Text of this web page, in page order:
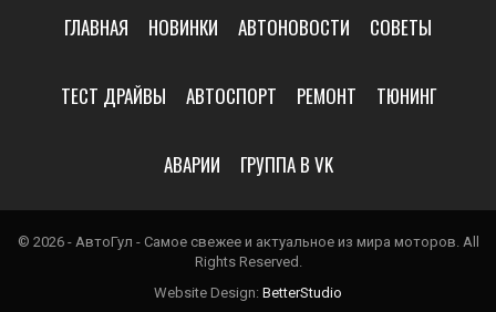
ГЛАВНАЯ НОВИНКИ АВТОНОВОСТИ СОВЕТЫ
ТЕСТ ДРАЙВЫ АВТОСПОРТ РЕМОНТ ТЮНИНГ
АВАРИИ ГРУППА В VK
© 2026 - АвтоГул - Самое свежее и актуальное из мира моторов. All
Rights Reserved.
Website Design: BetterStudio